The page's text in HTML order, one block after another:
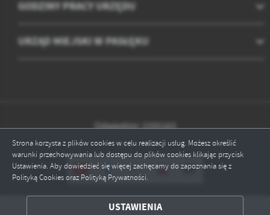
Strona korzysta z plików cookies w celu realizacji usług. Możesz określić
warunki przechowywania lub dostępu do plików cookies klikając przycisk
Ustawienia. Aby dowiedzieć się więcej zachęcamy do zapoznania się z
Polityką Cookies oraz Polityką Prywatności.
USTAWIENIA
GODZINY PRACY URZĘDU
URZĄD MIEJSKI W PASŁĘKU
Odwiedzin: 2255163
Online: 10